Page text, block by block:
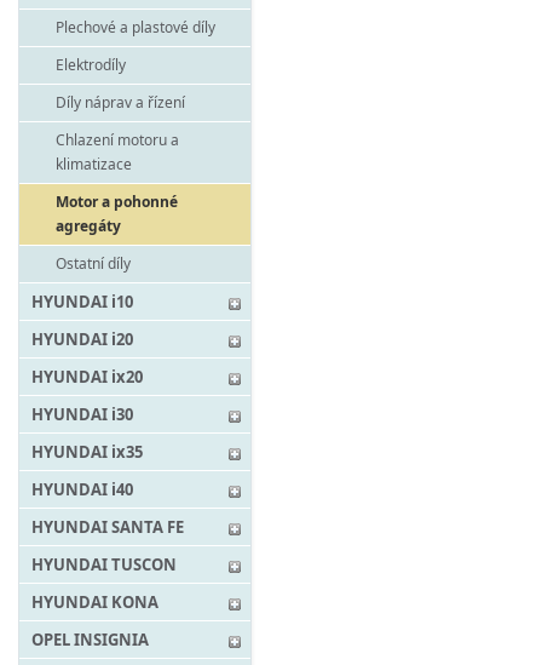
Plechové a plastové díly
Elektrodíly
Díly náprav a řízení
Chlazení motoru a
klimatizace
Motor a pohonné
agregáty
Ostatní díly
HYUNDAI i10
HYUNDAI i20
HYUNDAI ix20
HYUNDAI i30
HYUNDAI ix35
HYUNDAI i40
HYUNDAI SANTA FE
HYUNDAI TUSCON
HYUNDAI KONA
OPEL INSIGNIA